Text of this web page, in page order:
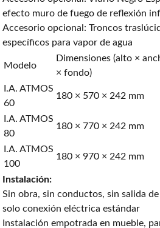
efecto muro de fuego de reflexión
Accesorio opcional: Troncos
específicos para vapor de agua
Modelo
Dimensiones (alto ×
× fondo)
I.A. ATMOS
60
180 × 570 × 242 mm
I.A. ATMOS
80
180 × 770 × 242 mm
I.A. ATMOS
100
180 × 970 × 242 mm
Instalación:
Sin obra, sin conductos, sin salida
solo conexión eléctrica estándar
Instalación empotrada en mueble,